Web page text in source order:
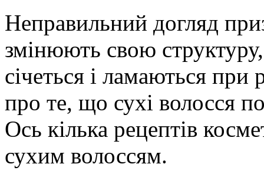
Неправильний догляд
змінюють свою
січеться і ламаються при
про те, що сухі волосся
Ось кілька рецептів
сухим волоссям.